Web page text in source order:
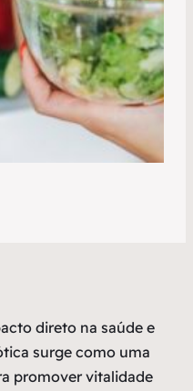
direto na saúde e
surge como uma
promover vitalidade